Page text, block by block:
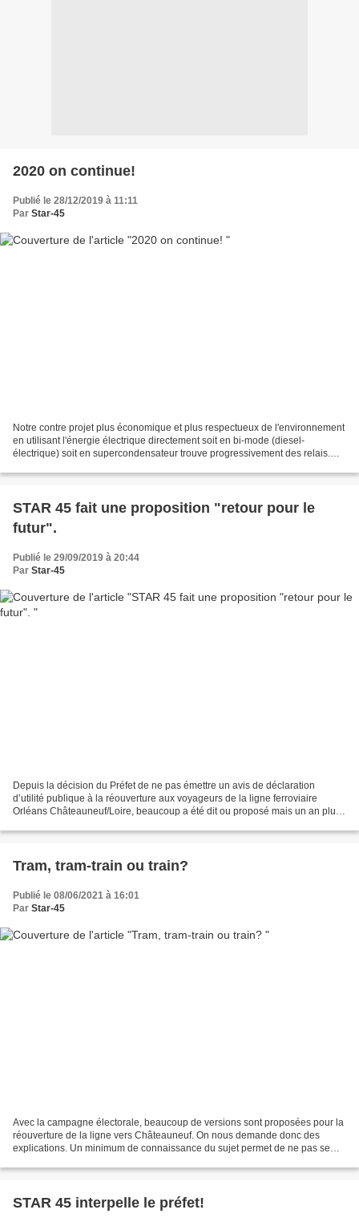
2020 on continue!
Publié le 28/12/2019 à 11:11
Par Star-45
Notre contre projet plus économique et plus respectueux de l'environnement
en utilisant l'énergie électrique directement soit en bi-mode (diesel-
électrique) soit en supercondensateur trouve progressivement des relais.
STAR 45 fait une proposition "retour pour le
futur".
Publié le 29/09/2019 à 20:44
Par Star-45
Depuis la décision du Préfet de ne pas émettre un avis de déclaration
d’utilité publique à la réouverture aux voyageurs de la ligne ferroviaire
Orléans Châteauneuf/Loire, beaucoup a été dit ou proposé mais un an plus
Tram, tram-train ou train?
Publié le 08/06/2021 à 16:01
Par Star-45
Avec la campagne électorale, beaucoup de versions sont proposées pour la
réouverture de la ligne vers Châteauneuf. On nous demande donc des
explications. Un minimum de connaissance du sujet permet de ne pas se
STAR 45 interpelle le préfet!